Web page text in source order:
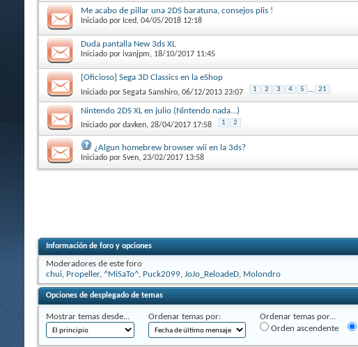
Me acabo de pillar una 2DS baratuna, consejos plis !
Iniciado por Iced, 04/05/2018 12:18
Duda pantalla New 3ds XL
Iniciado por ivanjpm, 18/10/2017 11:45
[Oficioso] Sega 3D Classics en la eShop
Iniciado por Segata Sanshiro, 06/12/2013 23:07 1 2 3 4 5 ... 21
Nintendo 2DS XL en julio (Nintendo nada...)
Iniciado por davken, 28/04/2017 17:58 1 2
¿Algun homebrew browser wii en la 3ds?
Iniciado por Sven, 23/02/2017 13:58
Información de foro y opciones
Moderadores de este foro
chui, Propeller, ^MiSaTo^, Puck2099, JoJo_ReloadeD, Molondro
Opciones de desplegado de temas
Mostrar temas desde... Ordenar temas por:
Ordenar temas por...
Orden ascendente